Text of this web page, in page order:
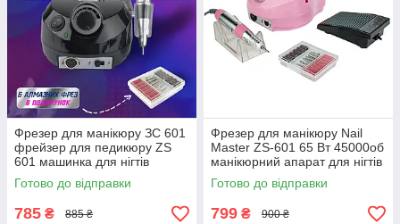
Фрезер для манікюру ЗС 601
фрейзер для педикюру ZS
601 машинка для нігтів
45.000 оборотів 65 Ватт
Готово до відправки
785 ₴ 885 ₴
Фрезер для манікюру Nail
Master ZS-601 65 Вт 45000об
манікюрний апарат для нігтів
машинка з насадками для
нігтів ЗС 601
Готово до відправки
799 ₴ 900 ₴